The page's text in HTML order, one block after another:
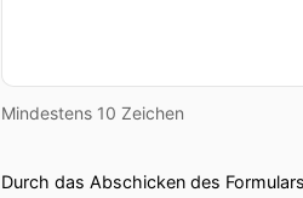
Mindestens 10 Zeichen
Durch das Abschicken des